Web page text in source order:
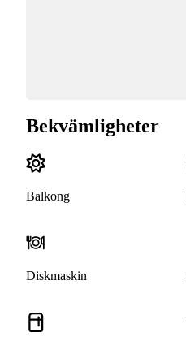
Bekvämligheter
Balkong
Diskmaskin